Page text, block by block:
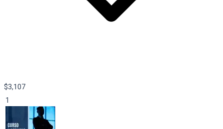
$3,107
1